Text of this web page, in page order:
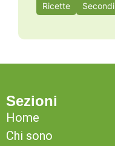
Ricette
Secondi
Sezioni
Home
Chi sono